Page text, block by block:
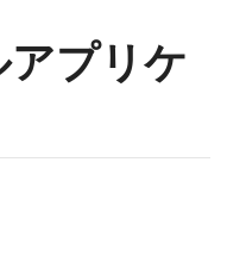
プリケ